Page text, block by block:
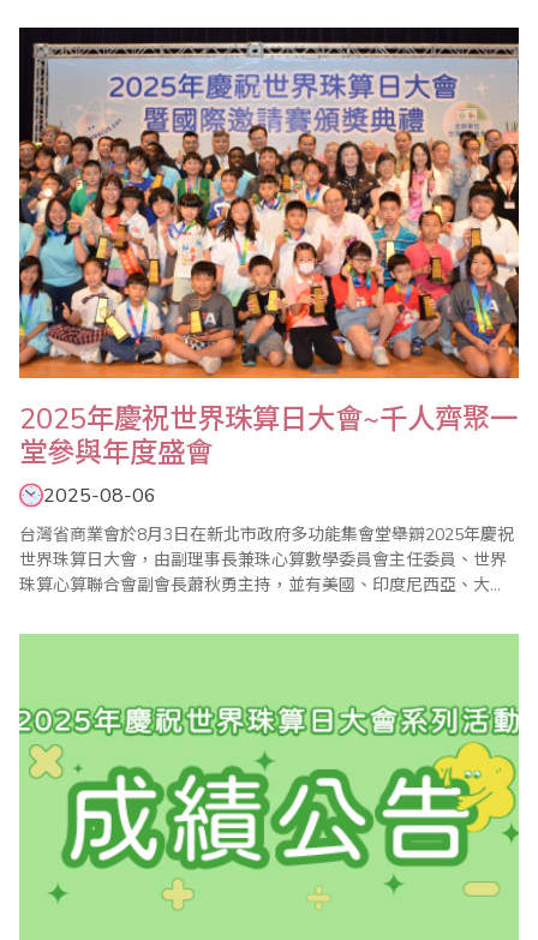
2025年慶祝世界珠算日大會~千人齊聚一
堂參與年度盛會
2025-08-06
台灣省商業會於8月3日在新北市政府多功能集會堂舉辧2025年慶祝
世界珠算日大會，由副理事長兼珠心算數學委員會主任委員、世界
珠算心算聯合會副會長蕭秋勇主持，並有美國、印度尼西亞、大
每年的8月8日除了是父親節也是世界珠算日，本次慶祝大會同步舉